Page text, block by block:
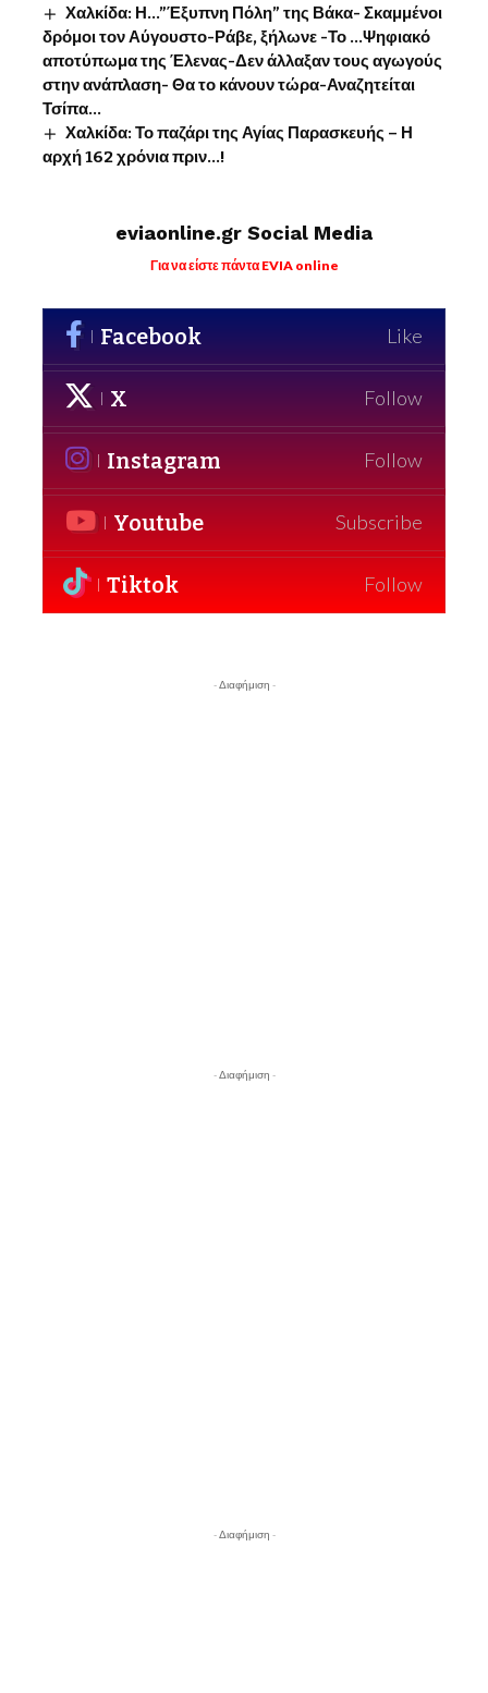
Χαλκίδα: Η…”Έξυπνη Πόλη” της Βάκα- Σκαμμένοι
δρόμοι τον Αύγουστο-Ράβε, ξήλωνε -Το …Ψηφιακό
αποτύπωμα της Έλενας-Δεν άλλαξαν τους αγωγούς
στην ανάπλαση- Θα το κάνουν τώρα-Αναζητείται
Τσίπα…
Χαλκίδα: Το παζάρι της Αγίας Παρασκευής – Η
αρχή 162 χρόνια πριν…!
eviaonline.gr Social Media
Για να είστε πάντα EVIA online
Facebook Like
X Follow
Instagram Follow
Youtube Subscribe
Tiktok Follow
- Διαφήμιση -
- Διαφήμιση -
- Διαφήμιση -